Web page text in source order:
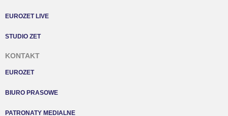
EUROZET LIVE
STUDIO ZET
KONTAKT
EUROZET
BIURO PRASOWE
PATRONATY MEDIALNE